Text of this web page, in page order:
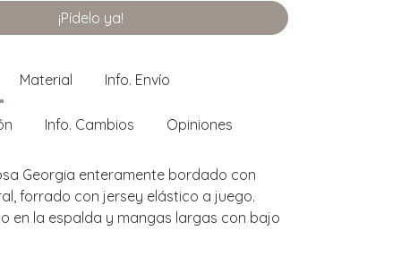
¡Pídelo ya!
Material Info. Envío
Info. Cambios Opiniones
Georgia enteramente bordado con
forrado con jersey elástico a juego.
en la espalda y mangas largas con bajo